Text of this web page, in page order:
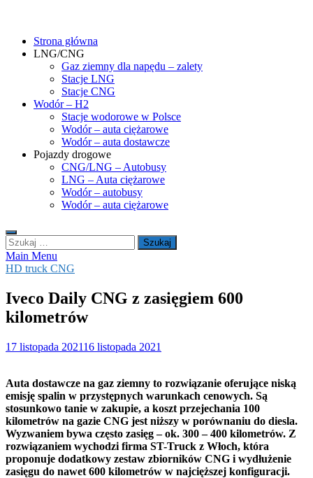
content
(wodór). Opisy pojazdów, tankowanie gazu ziemnego i wodoru,
rynek paliw gazowych, analizy.
Strona główna
LNG/CNG
Gaz ziemny dla napędu – zalety
Stacje LNG
Stacje CNG
Wodór – H2
Stacje wodorowe w Polsce
Wodór – auta ciężarowe
Wodór – auta dostawcze
Pojazdy drogowe
CNG/LNG – Autobusy
LNG – Auta ciężarowe
Wodór – autobusy
Wodór – auta ciężarowe
Szukaj:
Main Menu
HD truck CNG
Iveco Daily CNG z zasięgiem 600
kilometrów
17 listopada 202116 listopada 2021
Auta dostawcze na gaz ziemny to rozwiązanie oferujące niską
emisję spalin w przystępnych warunkach cenowych. Są
stosunkowo tanie w zakupie, a koszt przejechania 100
kilometrów na gazie CNG jest niższy w porównaniu do diesla.
Wyzwaniem bywa często zasięg – ok. 300 – 400 kilometrów. Z
rozwiązaniem wychodzi firma ST-Truck z Włoch, która
proponuje dodatkowy zestaw zbiorników CNG i wydłużenie
zasięgu do nawet 600 kilometrów w najcięższej konfiguracji.